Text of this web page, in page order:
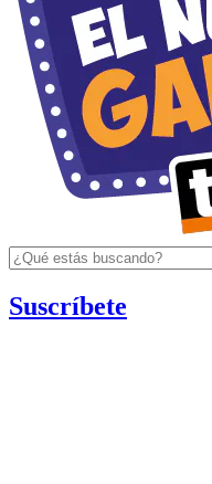
Suscríbete